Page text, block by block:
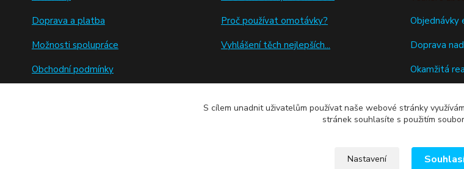
Doprava a platba
Možnosti spolupráce
Obchodní podmínky
Proč používat omotávky?
Vyhlášení těch nejlepších...
Objednávky
Doprava
Okamžitá
S cílem unadnit uživatelům používat naše webové stránky
stránek souhlasíte s použitím
Nastavení